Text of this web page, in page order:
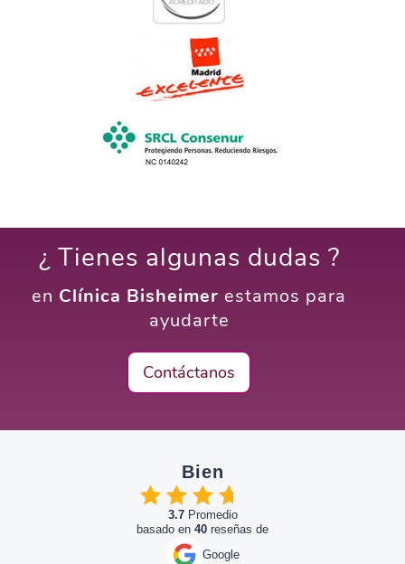
¿ Tienes algunas dudas ?
en Clínica Bisheimer estamos para
ayudarte
Contáctanos
Bien
3.7Promedio
basado en 40 reseñas de
Google